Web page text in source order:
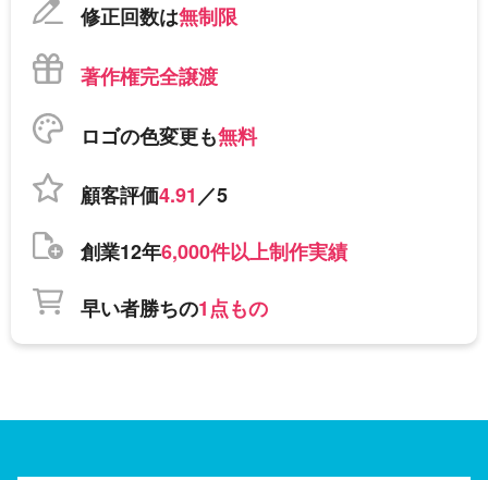
修正回数は無制限
著作権完全譲渡
ロゴの色変更も無料
顧客評価4.91／5
創業12年6,000件以上制作実績
早い者勝ちの1点もの